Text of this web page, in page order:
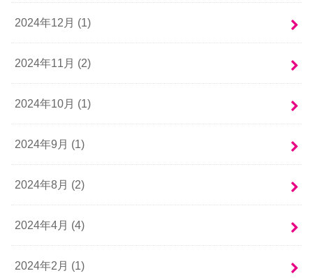
2024年12月 (1)
2024年11月 (2)
2024年10月 (1)
2024年9月 (1)
2024年8月 (2)
2024年4月 (4)
2024年2月 (1)